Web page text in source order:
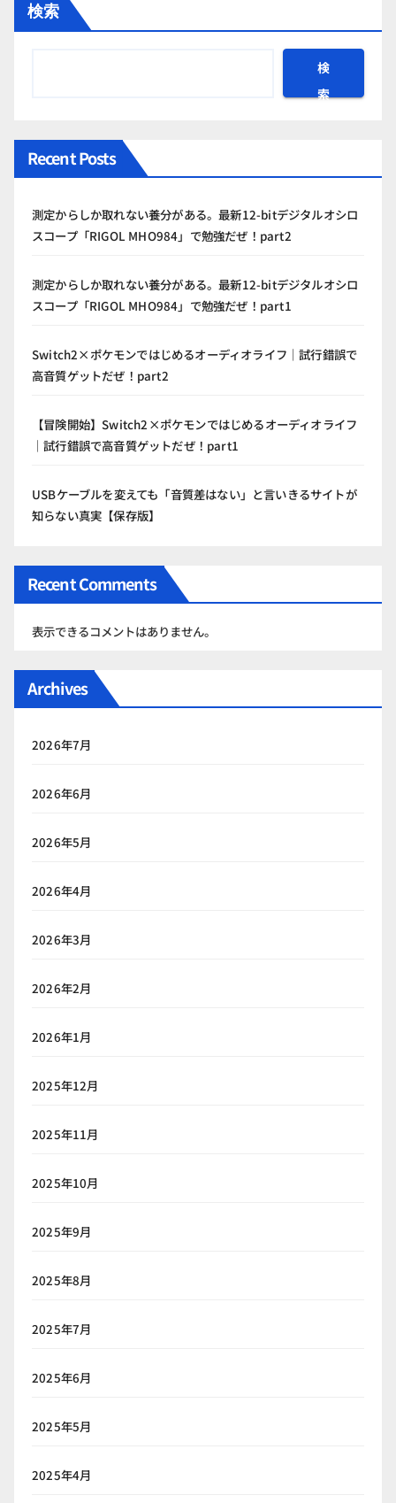
検索
検
索
Recent Posts
測定からしか取れない養分がある。最新12-bitデジタルオシロ
スコープ「RIGOL MHO984」で勉強だぜ！part2
測定からしか取れない養分がある。最新12-bitデジタルオシロ
スコープ「RIGOL MHO984」で勉強だぜ！part1
Switch2×ポケモンではじめるオーディオライフ｜試行錯誤で
高音質ゲットだぜ！part2
【冒険開始】Switch2×ポケモンではじめるオーディオライフ
｜試行錯誤で高音質ゲットだぜ！part1
USBケーブルを変えても「音質差はない」と言いきるサイトが
知らない真実【保存版】
Recent Comments
表示できるコメントはありません。
Archives
2026年7月
2026年6月
2026年5月
2026年4月
2026年3月
2026年2月
2026年1月
2025年12月
2025年11月
2025年10月
2025年9月
2025年8月
2025年7月
2025年6月
2025年5月
2025年4月